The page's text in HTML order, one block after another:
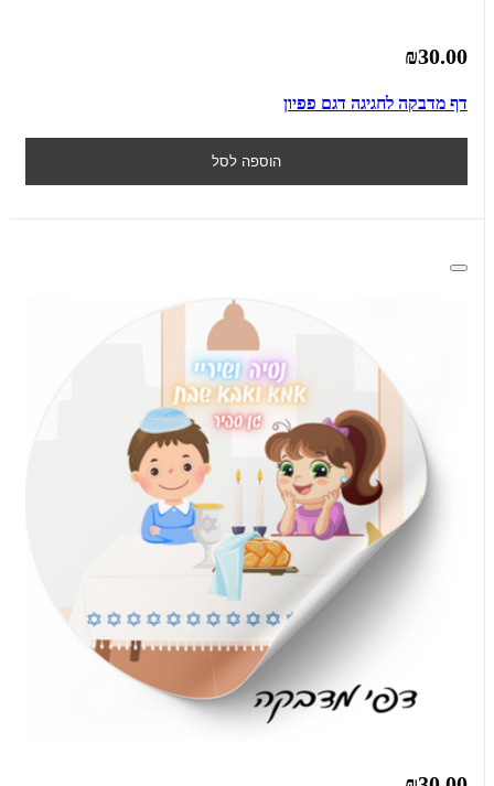
₪30.00
דף מדבקה לחגיגה דגם פפיון
הוספה לסל